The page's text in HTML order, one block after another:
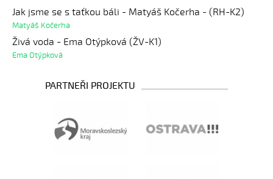
Jak jsme se s taťkou báli - Matyáš Kočerha - (RH-K2)
Matyáš Kočerha
Živá voda - Ema Otýpková (ŽV-K1)
Ema Otýpková
PARTNEŘI PROJEKTU